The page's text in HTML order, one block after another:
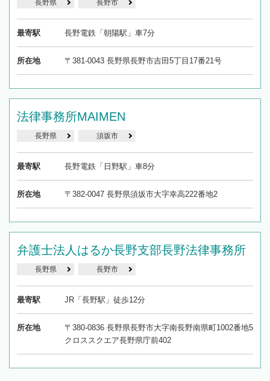
長野県 長野市
最寄駅 長野電鉄「朝陽駅」車7分
所在地 〒381-0043 長野県長野市吉田5丁目17番21号
法律事務所MAIMEN
長野県 須坂市
最寄駅 長野電鉄「日野駅」車8分
所在地 〒382-0047 長野県須坂市大字幸高222番地2
弁護士法人はるか長野支部長野法律事務所
長野県 長野市
最寄駅 JR「長野駅」徒歩12分
所在地
〒380-0836 長野県長野市大字南長野南県町1002番地5
クロススクエア長野県庁前402